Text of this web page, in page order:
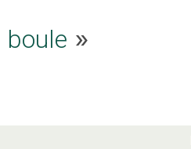
boule »